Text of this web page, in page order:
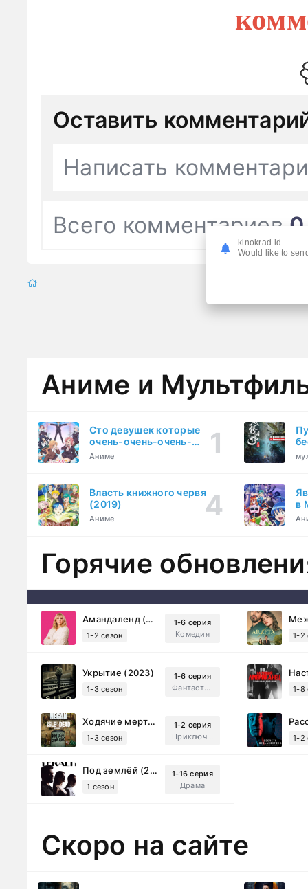
Оставить
Написать
Всего комментариев 0
Аниме и
Сто девушек которые
очень-очень-очень-
очень-очень сильно тебя
Аниме
Власть книжного червя
(2019)
Аниме
в
Горячие
Амандаленд (2025)
1-2 сезон
1-6 серия
Комедия
1-2
Укрытие (2023)
1-3 сезон
1-6 серия
Фантастика, Триллер, Драма
1-8
Ходячие мертвецы: Мертвый город (2023)
1-3 сезон
1-2 серия
Приключения, Ужасы, Триллер
1-2
Под землёй (2026)
1 сезон
1-16 серия
Драма
Скоро на сайте
kinokrad.id
Would like to